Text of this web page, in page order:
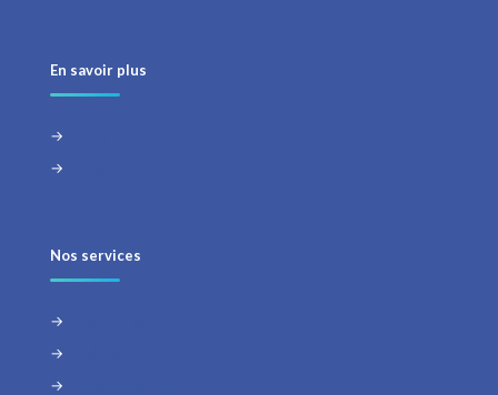
En savoir plus
→
→
Nos services
→
→
→